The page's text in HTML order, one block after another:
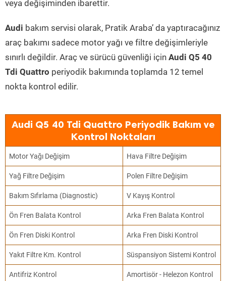
veya değişiminden ibarettir.
Audi bakım servisi olarak, Pratik Araba’ da yaptıracağınız
araç bakımı sadece motor yağı ve filtre değişimleriyle
sınırlı değildir. Araç ve sürücü güvenliği için Audi Q5 40
Tdi Quattro periyodik bakımında toplamda 12 temel
nokta kontrol edilir.
Audi Q5 40 Tdi Quattro Periyodik Bakım ve
Kontrol Noktaları
Motor Yağı Değişim Hava Filtre Değişim
Yağ Filtre Değişim Polen Filtre Değişim
Bakım Sıfırlama (Diagnostic) V Kayış Kontrol
Ön Fren Balata Kontrol Arka Fren Balata Kontrol
Ön Fren Diski Kontrol Arka Fren Diski Kontrol
Yakıt Filtre Km. Kontrol Süspansiyon Sistemi Kontrol
Antifriz Kontrol Amortisör - Helezon Kontrol